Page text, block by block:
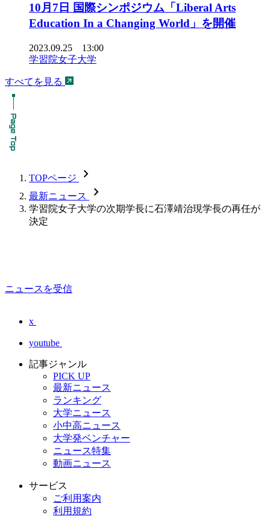
10月7日 国際シンポジウム「Liberal Arts
Education In a Changing World」を開催
2023.09.25 13:00
学習院女子大学
すべてを見る
TOPページ chevron_forward
最新ニュース chevron_forward
学習院女子大学の次期学長に石澤靖治現学長の再任が
決定
ニュースを受信
x
youtube
記事ジャンル
PICK UP
最新ニュース
ランキング
大学ニュース
小中高ニュース
大学発ベンチャー
ニュース特集
動画ニュース
サービス
ご利用案内
利用規約